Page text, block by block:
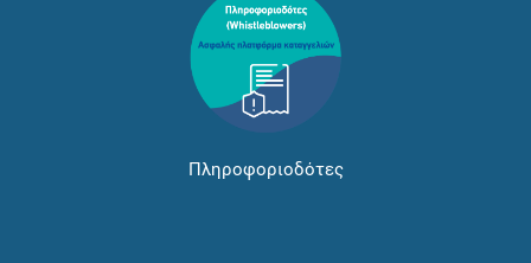
Πληροφοριοδότες